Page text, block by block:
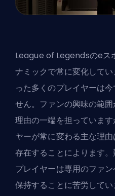
League of Legendsのeス
ナミックで常に変化して
った多くのプレイヤーは
せん。ファンの興味の範
理由の一端を担っていま
ヤーが常に変わる主な理
存在することによります
プレイヤーは専用のファ
保持することに苦労してい